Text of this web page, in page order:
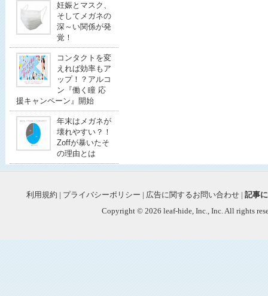
妊娠とマスク、
そしてメガネの
深～い関係が発
覚！
コンタクトを変
えれば効率もア
ップ！？アルコ
ン『働く瞳 応
援キャンペーン』開始
年末はメガネが
壊れやすい？！
Zoffが暴いたそ
の理由とは
利用規約 | プライバシーポリシー | 広告に関するお問い合わせ | 記事
Copyright © 2026 leaf-hide, Inc., Inc. All rights